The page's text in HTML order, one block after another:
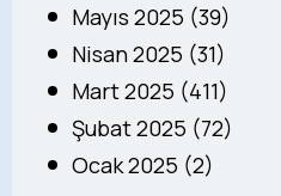
Mayıs 2025 (39)
Nisan 2025 (31)
Mart 2025 (411)
Şubat 2025 (72)
Ocak 2025 (2)